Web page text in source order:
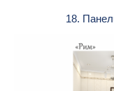
18.